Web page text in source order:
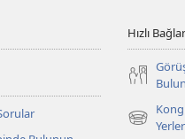
Hızlı
Yerler
(yeni